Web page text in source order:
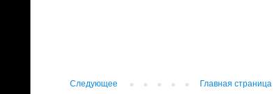
Следующее
Главная страница